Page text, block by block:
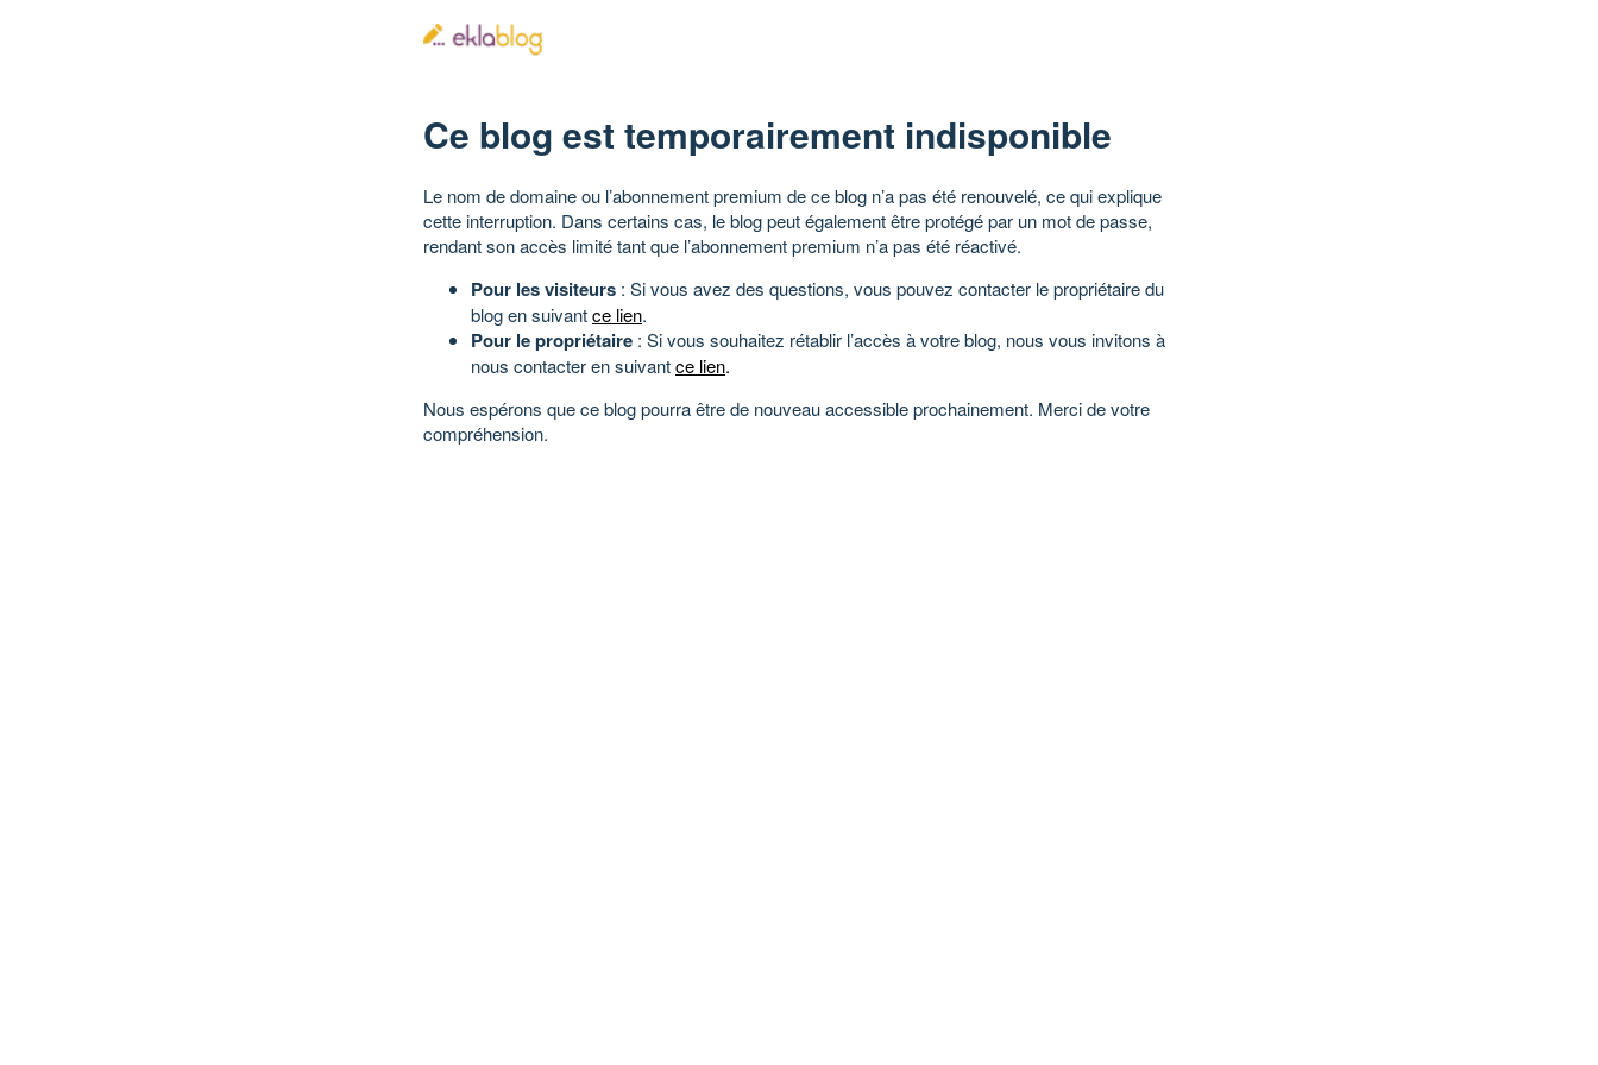
Ce blog est temporairement indisponible
Le nom de domaine ou l’abonnement premium de ce blog n’a pas été renouvelé, ce qui explique
cette interruption. Dans certains cas, le blog peut également être protégé par un mot de passe,
rendant son accès limité tant que l’abonnement premium n’a pas été réactivé.
Pour les visiteurs : Si vous avez des questions, vous pouvez contacter le propriétaire du
blog en suivantce lien.
Pour le propriétaire : Si vous souhaitez rétablir l’accès à votre blog, nous vous invitons à
nous contacter en suivantce lien.
Nous espérons que ce blog pourra être de nouveau accessible prochainement. Merci de votre
compréhension.